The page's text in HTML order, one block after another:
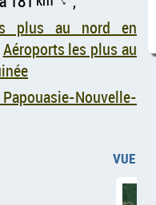
plus au nord en
Aéroports les plus au
Nouvelle-
vue